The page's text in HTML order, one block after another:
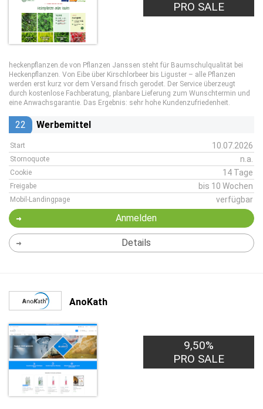
PRO SALE
heckenpflanzen.de von Pflanzen Janssen steht für Baumschulqualität bei
Heckenpflanzen. Von Eibe über Kirschlorbeer bis Liguster – alle Pflanzen
werden erst kurz vor dem Versand frisch gerodet. Der Service überzeugt
durch kostenlose Fachberatung, planbare Lieferung zum Wunschtermin und
eine Anwachsgarantie. Das Ergebnis: sehr hohe Kundenzufriedenheit.
22 Werbemittel
Start 10.07.2026
Stornoquote n.a.
Cookie 14 Tage
Freigabe bis 10 Wochen
Mobil-Landingpage verfügbar
Anmelden
Details
AnoKath
9,50%
PRO SALE